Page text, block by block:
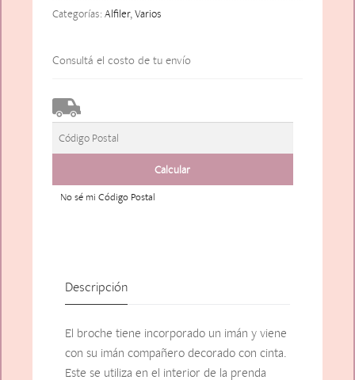
cantidad
Categorías: Alfiler, Varios
Consultá el costo de tu envío
No sé mi Código Postal
Descripción
El broche tiene incorporado un imán y viene
con su imán compañero decorado con cinta.
Este se utiliza en el interior de la prenda